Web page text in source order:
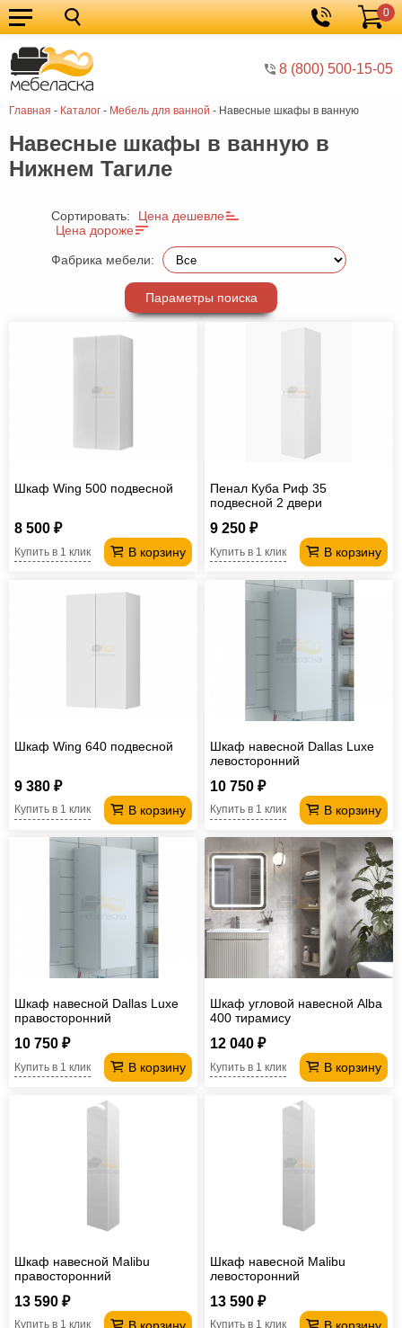
8 (800) 500-15-05
Корзина
0
Главная - Каталог - Мебель для ванной - Навесные шкафы в ванную
Кухонные
гарнитуры
Мебель
для
кухни
Мебель
для
спальни
Кровати
Шкафы
Диваны
ванной
трансформер
Матрасы
Навесные шкафы в ванную в
Нижнем Тагиле
Сортировать:
Цена дешевле
Цена дороже
Фабрика мебели:
Параметры поиска
Шкаф Wing 500 подвесной
8 500 ₽
В корзину
Купить в 1 клик
Пенал Куба Риф 35
подвесной 2 двери
9 250 ₽
В корзину
Купить в 1 клик
Шкаф Wing 640 подвесной
9 380 ₽
В корзину
Купить в 1 клик
Шкаф навесной Dallas Luxe
левосторонний
10 750 ₽
В корзину
Купить в 1 клик
Шкаф навесной Dallas Luxe
правосторонний
10 750 ₽
В корзину
Купить в 1 клик
Шкаф угловой навесной Alba
400 тирамису
12 040 ₽
В корзину
Купить в 1 клик
Шкаф навесной Malibu
правосторонний
13 590 ₽
В корзину
Купить в 1 клик
Шкаф навесной Malibu
левосторонний
13 590 ₽
В корзину
Купить в 1 клик